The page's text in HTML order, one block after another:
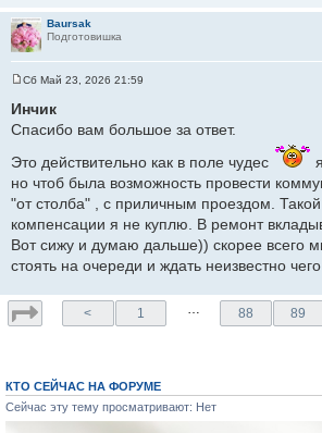
Baursak
Подготовишка
о
б
н
и
Сб Май 23, 2026 21:59
Инчик
Спасибо вам большое за ответ.
Это действительно как в поле чудес
но чтоб была возможность провести
"от столба" , с приличным проездом.
компенсации я не куплю. В ремонт
Вот сижу и думаю дальше)) скорее всего
стоять на очереди и ждать неизвестно чего
< 1 … 88 89
КТО СЕЙЧАС НА ФОРУМЕ
Сейчас эту тему просматривают: Нет